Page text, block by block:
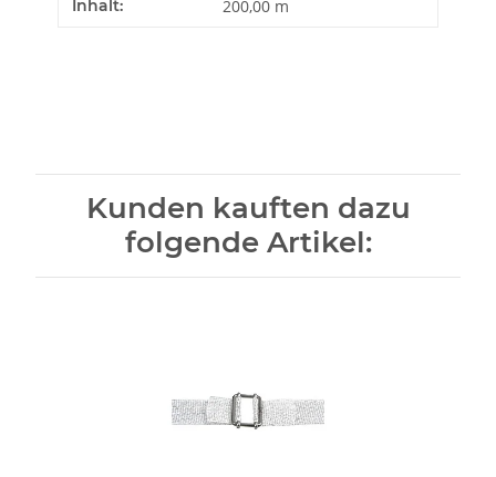
Inhalt: 200,00 m
Kunden kauften dazu
folgende Artikel: